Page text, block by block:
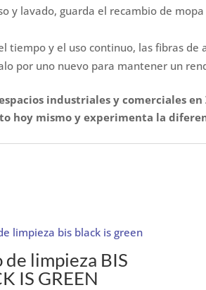
y lavado, guarda el recambio de
tiempo y el uso continuo, las fibras de
por uno nuevo para mantener un
industriales y comerciales en
hoy mismo y experimenta la
de limpieza BIS
IS GREEN